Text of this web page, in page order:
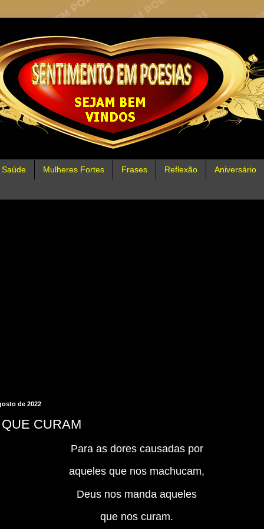
Saúde Mulheres Fortes Frases Reflexão Aniversário
de 2022
CURAM
Para as dores causadas por
aqueles que nos machucam,
Deus nos manda aqueles
que nos curam.